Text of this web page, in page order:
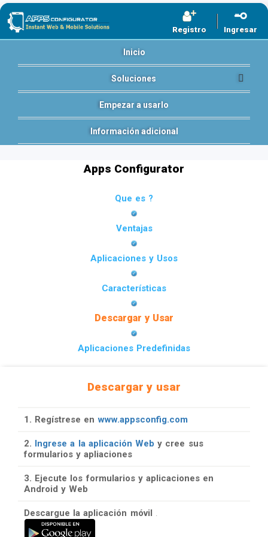
Registro Ingresar
Inicio
Soluciones
Empezar a usarlo
Información adicional
Apps Configurator
Que es ?
Ventajas
Aplicaciones y Usos
Características
Descargar y Usar
Aplicaciones Predefinidas
Descargar y usar
1. Regístrese enwww.appsconfig.com
2. Ingrese a la aplicación Weby cree sus
formularios y apliaciones
3. Ejecute los formularios y aplicaciones en
Android y Web
Descargue la aplicación móvil .